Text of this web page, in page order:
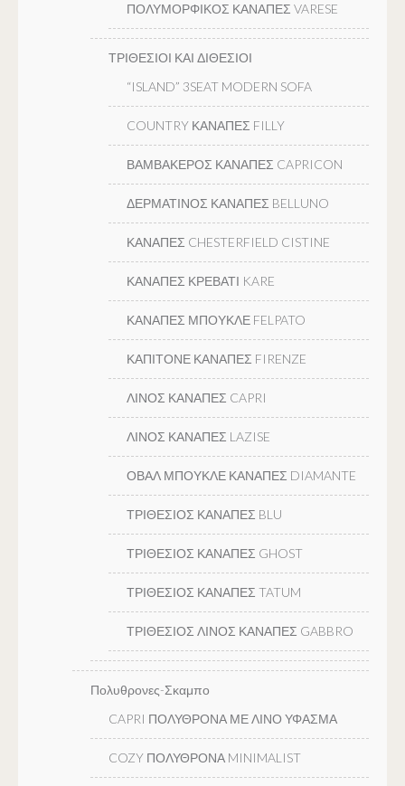
ΠΟΛΥΜΟΡΦΙΚΟΣ ΚΑΝΑΠΕΣ VARESE
ΤΡΙΘΕΣΙΟΙ ΚΑΙ ΔΙΘΕΣΙΟΙ
“ISLAND” 3SEAT MODERN SOFA
COUNTRY ΚΑΝΑΠΕΣ FILLY
ΒΑΜΒΑΚΕΡΟΣ ΚΑΝΑΠΕΣ CAPRICON
ΔΕΡΜΑΤΙΝΟΣ ΚΑΝΑΠΕΣ BELLUNO
ΚΑΝΑΠΕΣ CHESTERFIELD CISTINE
ΚΑΝΑΠΕΣ ΚΡΕΒΑΤΙ KARE
ΚΑΝΑΠΕΣ ΜΠΟΥΚΛΕ FELPATO
ΚΑΠΙΤΟΝΕ ΚΑΝΑΠΕΣ FIRENZE
ΛΙΝΟΣ ΚΑΝΑΠΕΣ CAPRI
ΛΙΝΟΣ ΚΑΝΑΠΕΣ LAZISE
ΟΒΑΛ ΜΠΟΥΚΛΕ ΚΑΝΑΠΕΣ DIAMANTE
ΤΡΙΘΕΣΙΟΣ ΚΑΝΑΠΕΣ BLU
ΤΡΙΘΕΣΙΟΣ ΚΑΝΑΠΕΣ GHOST
ΤΡΙΘΕΣΙΟΣ ΚΑΝΑΠΕΣ TATUM
ΤΡΙΘΕΣΙΟΣ ΛΙΝΟΣ ΚΑΝΑΠΕΣ GABBRO
Πολυθρονες-Σκαμπο
CAPRI ΠΟΛΥΘΡΟΝΑ ΜΕ ΛΙΝΟ ΥΦΑΣΜΑ
COZY ΠΟΛΥΘΡΟΝΑ MINIMALIST